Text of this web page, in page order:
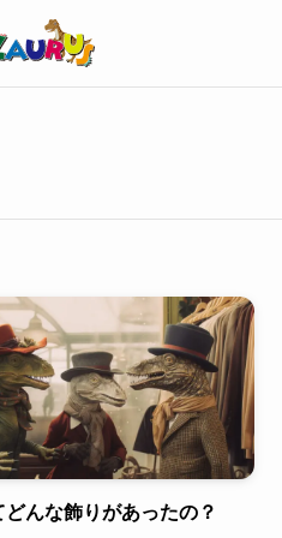
どんな飾りがあったの？